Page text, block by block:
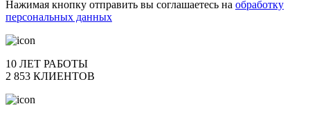
Нажимая кнопку отправить вы соглашаетесь на обработку
персональных данных
10 ЛЕТ РАБОТЫ
2 853 КЛИЕНТОВ